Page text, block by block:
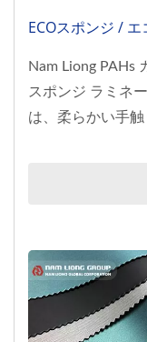
ECOスポンジ /
Nam Liong PAHs
スポンジ ラミネ
は、柔らかい手